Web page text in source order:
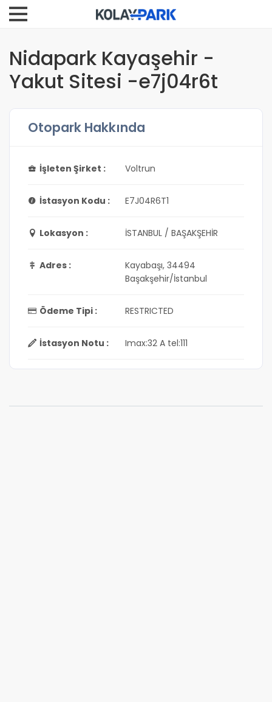
Nidapark Kayaşehir -
Yakut Sitesi -e7j04r6t
Otopark Hakkında
İşleten Şirket : Voltrun
İstasyon Kodu : E7J04R6T1
Lokasyon : İSTANBUL / BAŞAKŞEHİR
Adres :
Kayabaşı, 34494
Başakşehir/İstanbul
Ödeme Tipi : RESTRICTED
İstasyon Notu : Imax:32 A tel:111